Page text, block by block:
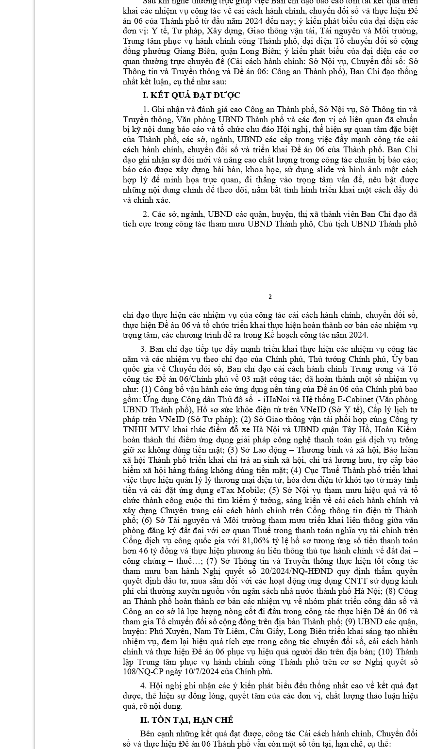
khai các nhiệm vụ công tác về cải cách hành chính, chuyển đổi số và thực hiện Đề
án 06 của Thành phố từ đầu năm 2024 đến nay; ý kiến phát biểu của đại diện các
đơn vị: Y tế, Tư pháp, Xây dựng, Giao thông vận tải, Tài nguyên và Môi trường,
Trung tâm phục vụ hành chính công Thành phố, đại diện Tổ chuyển đổi số cộng
đồng phường Giang Biên, quận Long Biên; ý kiến phát biểu của đại diện các cơ
quan thường trực chuyên đề (Cải cách hành chính: Sở Nội vụ, Chuyển đổi số: Sở
Thông tin và Truyền thông và Đề án 06: Công an Thành phố), Ban Chỉ đạo thống
nhất kết luận, cụ thể như sau:
I. KẾT QUẢ ĐẠT ĐƯỢC
1. Ghi nhận và đánh giá cao Công an Thành phố, Sở Nội vụ, Sở Thông tin và
Truyền thông, Văn phòng UBND Thành phố và các đơn vị có liên quan đã chuẩn
bị kỹ nội dung báo cáo và tổ chức chu đáo Hội nghị, thể hiện sự quan tâm đặc biệt
của Thành phố, các sở, ngành, UBND các cấp trong việc đẩy mạnh công tác cải
cách hành chính, chuyển đổi số và triển khai Đề án 06 của Thành phố. Ban Chỉ
đạo ghi nhận sự đổi mới và nâng cao chất lượng trong công tác chuẩn bị báo cáo;
báo cáo được xây dựng bài bản, khoa học, sử dụng slide và hình ảnh một cách
hợp lý để minh họa trực quan, đi thẳng vào trọng tâm vấn đề, nêu bật được
những nội dung chính để theo dõi, nắm bắt tình hình triển khai một cách đầy đủ
và chính xác.
2. Các sở, ngành, UBND các quận, huyện, thị xã thành viên Ban Chỉ đạo đã
tích cực trong công tác tham mưu UBND Thành phố, Chủ tịch UBND Thành phố
2
chỉ đạo thực hiện các nhiệm vụ của công tác cải cách hành chính, chuyển đổi số,
thực hiện Đề án 06 và tổ chức triển khai thực hiện hoàn thành cơ bản các nhiệm vụ
trọng tâm, các chương trình đề ra trong Kế hoạch công tác năm 2024.
3. Ban chỉ đạo tiếp tục đẩy mạnh triển khai thực hiện các nhiệm vụ công tác
năm và các nhiệm vụ theo chỉ đạo của Chính phủ, Thủ tướng Chính phủ, Ủy ban
quốc gia về Chuyển đổi số, Ban chỉ đạo cải cách hành chính Trung ương và Tổ
công tác Đề án 06/Chính phủ về 03 mặt công tác; đã hoàn thành một số nhiệm vụ
như: (1) Công bố vận hành các ứng dụng nền tảng của Đề án 06 của Chính phủ bao
gồm: Ứng dụng Công dân Thủ đô số - iHaNoi và Hệ thống E-Cabinet (Văn phòng
UBND Thành phố), Hồ sơ sức khỏe điện tử trên VNeID (Sở Y tế), Cấp lý lịch tư
pháp trên VNeID (Sở Tư pháp); (2) Sở Giao thông vận tải phối hợp cùng Công ty
TNHH MTV khai thác điểm đỗ xe Hà Nội và UBND quận Tây Hồ, Hoàn Kiếm
hoàn thành thí điểm ứng dụng giải pháp công nghệ thanh toán giá dịch vụ trông
giữ xe không dùng tiền mặt; (3) Sở Lao động – Thương binh và xã hội, Bảo hiểm
xã hội Thành phố triển khai chi trả an sinh xã hội, chi trả lương hưu, trợ cấp bảo
hiểm xã hội hàng tháng không dùng tiền mặt; (4) Cục Thuế Thành phố triển khai
việc thực hiện quản lý lý thương mại điện tử, hóa đơn điện tử khởi tạo từ máy tính
tiền và cài đặt ứng dụng eTax Mobile; (5) Sở Nội vụ tham mưu hiệu quả và tổ
chức thành công cuộc thi tìm kiếm ý tưởng, sáng kiến về cải cách hành chính và
xây dựng Chuyên trang cải cách hành chính trên Cổng thông tin điện tử Thành
phố; (6) Sở Tài nguyên và Môi trường tham mưu triển khai liên thông giữa văn
phòng đăng ký đất đai với cơ quan Thuế trong thanh toán nghĩa vụ tài chính trên
Cổng dịch vụ công quốc gia với 81,06% tỷ lệ hồ sơ tương ứng số tiền thanh toán
hơn 46 tỷ đồng và thực hiện phương án liên thông thủ tục hành chính về đất đai –
công chứng – thuế…; (7) Sở Thông tin và Truyền thông thực hiện tốt công tác
tham mưu ban hành Nghị quyết số 20/2024/NQ-HĐND quy định thẩm quyền
quyết định đầu tư, mua sắm đối với các hoạt động ứng dụng CNTT sử dụng kinh
phí chi thường xuyên nguồn vốn ngân sách nhà nước thành phố Hà Nội; (8) Công
an Thành phố hoàn thành cơ bản các nhiệm vụ về nhóm phát triển công dân số và
Công an cơ sở là lực lượng nòng cốt đi đầu trong công tác thực hiện Đề án 06 và
tham gia Tổ chuyển đổi số cộng đồng trên địa bàn Thành phố; (9) UBND các quận,
huyện: Phú Xuyên, Nam Từ Liêm, Cầu Giấy, Long Biên triển khai sáng tạo nhiều
nhiệm vụ, đem lại hiệu quả tích cực trong công tác chuyển đổi số, cải cách hành
chính và thực hiện Đề án 06 phục vụ hiệu quả người dân trên địa bàn; (10) Thành
lập Trung tâm phục vụ hành chính công Thành phố trên cơ sở Nghị quyết số
108/NQ-CP ngày 10/7/2024 của Chính phủ.
4. Hội nghị ghi nhận các ý kiến phát biểu đều thống nhất cao về kết quả đạt
được, thể hiện sự đồng lòng, quyết tâm của các đơn vị, chất lượng thảo luận hiệu
quả, rõ nội dung.
II. TỒN TẠI, HẠN CHẾ
Bên cạnh những kết quả đạt được, công tác Cải cách hành chính, Chuyển đổi
số và thực hiện Đề án 06 Thành phố vẫn còn một số tồn tại, hạn chế, cụ thể: